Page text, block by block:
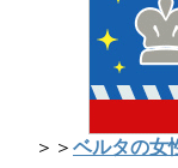
＞＞ ベルタの女